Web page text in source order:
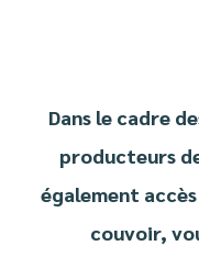
Dans le cadre
producteurs
également
couvoir,